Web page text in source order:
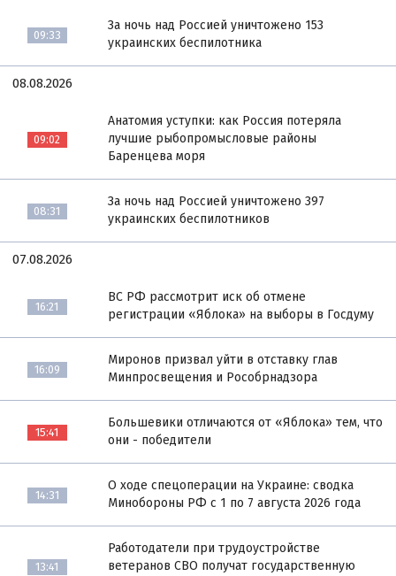
09:33
За ночь над Россией уничтожено 153
украинских беспилотника
08.08.2026
09:02
Анатомия уступки: как Россия потеряла
лучшие рыбопромысловые районы
Баренцева моря
08:31
За ночь над Россией уничтожено 397
украинских беспилотников
07.08.2026
16:21
ВС РФ рассмотрит иск об отмене
регистрации «Яблока» на выборы в Госдуму
16:09
Миронов призвал уйти в отставку глав
Минпросвещения и Рособрнадзора
15:41
Большевики отличаются от «Яблока» тем, что
они - победители
14:31
О ходе спецоперации на Украине: сводка
Минобороны РФ с 1 по 7 августа 2026 года
13:41
Работодатели при трудоустройстве
ветеранов СВО получат государственную